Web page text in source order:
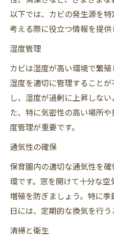
以下では、カビの発生源を
考える際に役立つ情報を提供
湿度管理
カビは湿度が高い環境で繁
湿度を適切に管理すること
し、湿度が過剰に上昇しな
た、特に気密性の高い場所
度管理が重要です。
通気性の確保
保育園内の適切な通気性を
環です。窓を開けて十分な
増殖を防ぎましょう。特に
日には、定期的な換気を行う
清掃と衛生